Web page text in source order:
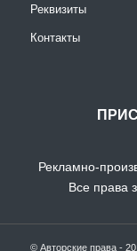
Реквизиты
Контакты
Рекламно-
Все права
© Авторские права -